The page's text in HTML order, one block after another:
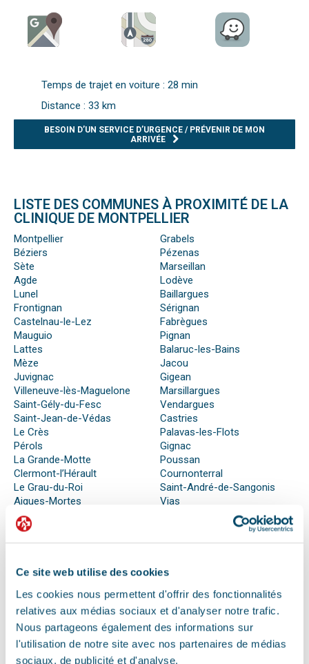
Ce site web utilise des cookies
Les cookies nous permettent d'offrir des fonctionnalités
relatives aux médias sociaux et d'analyser notre trafic.
Nous partageons également des informations sur
l'utilisation de notre site avec nos partenaires de médias
sociaux, de publicité et d'analyse.
Temps de trajet en voiture : 28 min
Distance : 33 km
BESOIN D’UN SERVICE D’URGENCE / PRÉVENIR DE MON
ARRIVÉE
LISTE DES COMMUNES À PROXIMITÉ DE LA
CLINIQUE DE MONTPELLIER
Montpellier
Béziers
Sète
Agde
Lunel
Frontignan
Castelnau-le-Lez
Mauguio
Lattes
Mèze
Juvignac
Villeneuve-lès-Maguelone
Saint-Gély-du-Fesc
Saint-Jean-de-Védas
Le Crès
Pérols
La Grande-Motte
Clermont-l’Hérault
Le Grau-du-Roi
Aigues-Mortes
Grabels
Pézenas
Marseillan
Lodève
Baillargues
Sérignan
Fabrègues
Pignan
Balaruc-les-Bains
Jacou
Gigean
Marsillargues
Vendargues
Castries
Palavas-les-Flots
Gignac
Poussan
Cournonterral
Saint-André-de-Sangonis
Vias
QUE FAIRE EN CAS D’URGENCE ?
Face à son animal souffrant, nous sommes nombreux à
perdre nos moyens. En effet, s’il n’est pas possible de se
préparer totalement à ce type d’événement, certains gestes
peuvent être salvateurs.
Ainsi, le premier réflexe à avoir dans une telle situation est de
contacter le vétérinaire de garde ou la clinique d’urgence